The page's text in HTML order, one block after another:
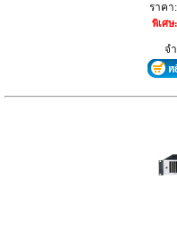
ราคา:
พิเศษ
จ